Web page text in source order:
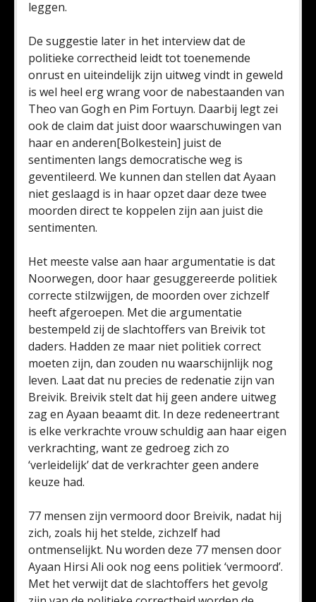
leggen.
De suggestie later in het interview dat de
politieke correctheid leidt tot toenemende
onrust en uiteindelijk zijn uitweg vindt in geweld
is wel heel erg wrang voor de nabestaanden van
Theo van Gogh en Pim Fortuyn. Daarbij legt zei
ook de claim dat juist door waarschuwingen van
haar en anderen[Bolkestein] juist de
sentimenten langs democratische weg is
geventileerd. We kunnen dan stellen dat Ayaan
niet geslaagd is in haar opzet daar deze twee
moorden direct te koppelen zijn aan juist die
sentimenten.
Het meeste valse aan haar argumentatie is dat
Noorwegen, door haar gesuggereerde politiek
correcte stilzwijgen, de moorden over zichzelf
heeft afgeroepen. Met die argumentatie
bestempeld zij de slachtoffers van Breivik tot
daders. Hadden ze maar niet politiek correct
moeten zijn, dan zouden nu waarschijnlijk nog
leven. Laat dat nu precies de redenatie zijn van
Breivik. Breivik stelt dat hij geen andere uitweg
zag en Ayaan beaamt dit. In deze redeneertrant
is elke verkrachte vrouw schuldig aan haar eigen
verkrachting, want ze gedroeg zich zo
‘verleidelijk’ dat de verkrachter geen andere
keuze had.
77 mensen zijn vermoord door Breivik, nadat hij
zich, zoals hij het stelde, zichzelf had
ontmenselijkt. Nu worden deze 77 mensen door
Ayaan Hirsi Ali ook nog eens politiek ‘vermoord’.
Met het verwijt dat de slachtoffers het gevolg